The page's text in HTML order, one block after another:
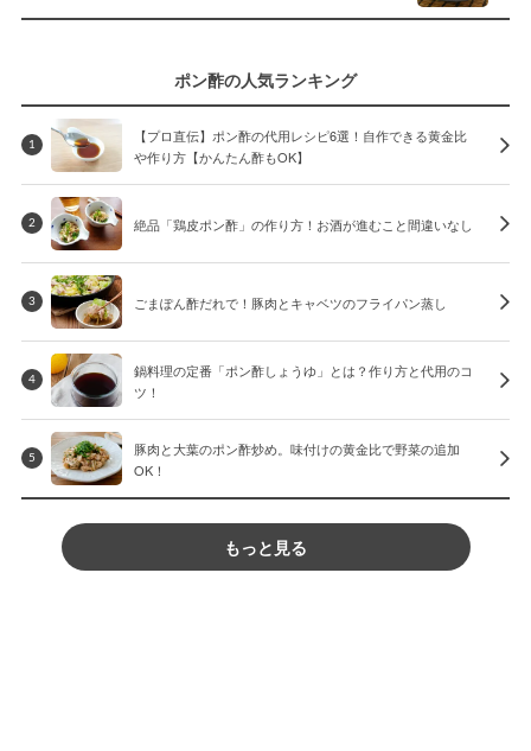
ポン酢の人気ランキング
1
【プロ直伝】ポン酢の代用レシピ6選！自作できる黄金比
や作り方【かんたん酢もOK】
2 絶品「鶏皮ポン酢」の作り方！お酒が進むこと間違いなし
3 ごまぽん酢だれで！豚肉とキャベツのフライパン蒸し
4
鍋料理の定番「ポン酢しょうゆ」とは？作り方と代用のコ
ツ！
5
豚肉と大葉のポン酢炒め。味付けの黄金比で野菜の追加
OK！
もっと見る